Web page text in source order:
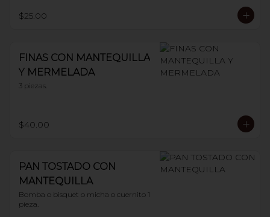
$25.00
FINAS CON MANTEQUILLA
Y MERMELADA
3 piezas.
$40.00
PAN TOSTADO CON
MANTEQUILLA
Bomba o bisquet o micha o cuernito 1
pieza.